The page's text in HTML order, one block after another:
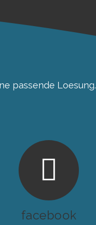
passende Loesung.
facebook